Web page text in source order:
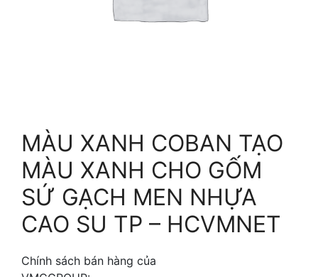
MÀU XANH COBAN TẠO
MÀU XANH CHO GỐM
SỨ GẠCH MEN NHỰA
CAO SU TP – HCVMNET
Chính sách bán hàng của